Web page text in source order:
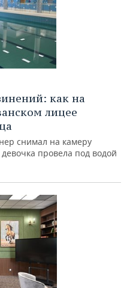
как на
лицее
снимал на камеру
провела под водой